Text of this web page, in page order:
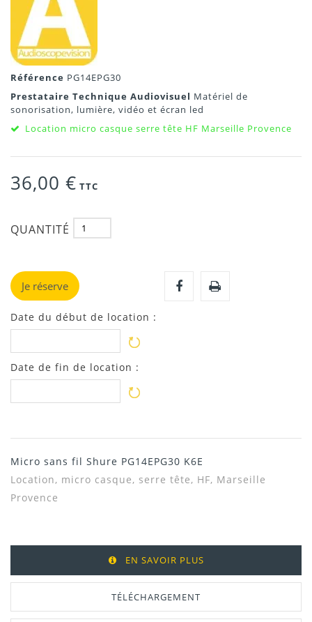
Référence PG14EPG30
Prestataire Technique Audiovisuel Matériel de
sonorisation, lumière, vidéo et écran led
Location micro casque serre tête HF Marseille Provence
36,00 € TTC
QUANTITÉ
Je réserve
Date du début de location :
Date de fin de location :
Micro sans fil Shure PG14EPG30 K6E
Location, micro casque, serre tête, HF, Marseille
Provence
EN SAVOIR PLUS
TÉLÉCHARGEMENT